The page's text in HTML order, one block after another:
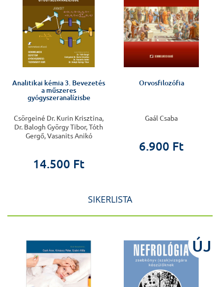
Analitikai kémia 3. Bevezetés
a műszeres
gyógyszeranalízisbe
Csörgeiné Dr. Kurin Krisztina,
Dr. Balogh György Tibor, Tóth
Gergő, Vasanits Anikó
14.500 Ft
Orvosfilozófia
Gaál Csaba
6.900 Ft
SIKERLISTA
ÚJ